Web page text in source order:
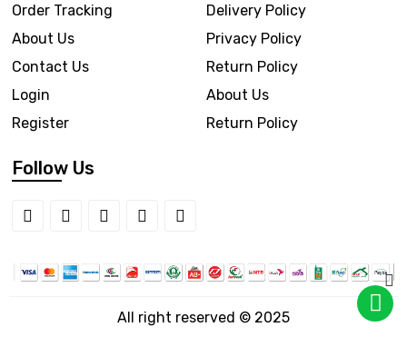
Order Tracking
About Us
Contact Us
Login
Register
Delivery Policy
Privacy Policy
Return Policy
About Us
Return Policy
Follow Us
All right reserved © 2025